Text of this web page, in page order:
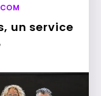
un service